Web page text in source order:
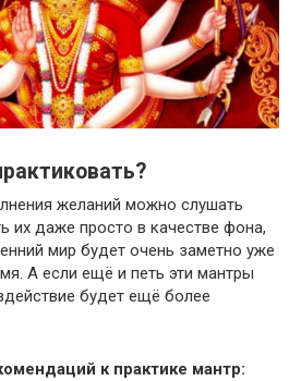
желаний можно слушать
их даже просто в качестве фона,
мир будет очень заметно уже
А если ещё и петь эти мантры
будет ещё более
к практике мантр: